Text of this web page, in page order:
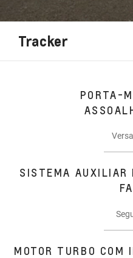
Tracker
PORTA-
SISTEMA AUXILIAR
MOTOR TURBO COM